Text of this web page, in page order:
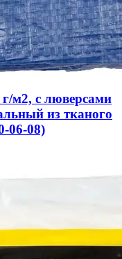
м2, с люверсами
из тканого
06-08)